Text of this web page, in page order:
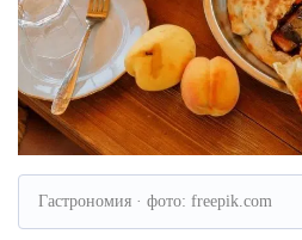
Гастрономия · фото: freepik.com